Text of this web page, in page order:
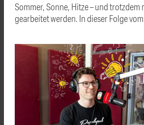
Sommer, Sonne, Hitze – und trotzdem
gearbeitet werden. In dieser Folge